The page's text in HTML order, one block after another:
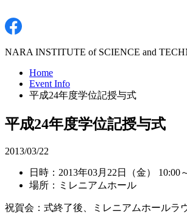
NARA INSTITUTE of SCIENCE and
Home
Event Info
平成24年度学位記授与式
平成24年度学位記授与式
2013/03/22
日時：2013年03月22日（金） 10:00
場所：ミレニアムホール
祝賀会：式終了後、ミレニアムホールラ